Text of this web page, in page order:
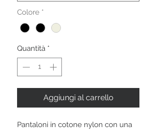
Colore *
Quantità *
Aggiungi al carrello
Pantaloni in cotone nylon con una